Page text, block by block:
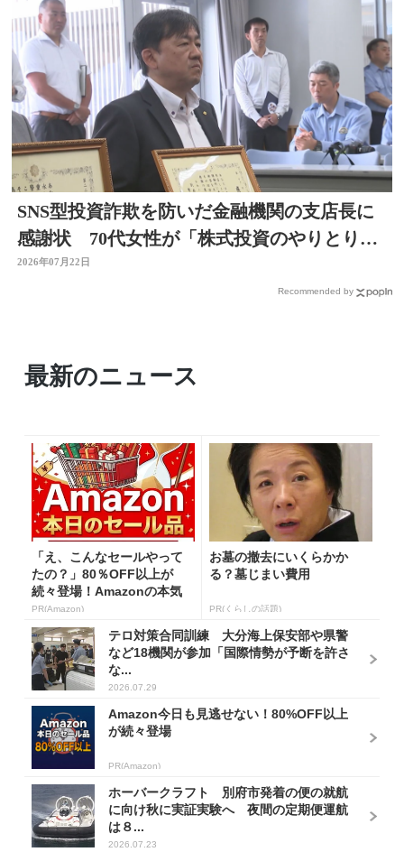
SNS型投資詐欺を防いだ金融機関の支店長に
感謝状 70代女性が「株式投資のやりとりを
している」大分
2026年07月22日
Recommended by
最新のニュース
「え、こんなセールやって
たの？」80％OFF以上が
続々登場！Amazonの本気
が...
PR(Amazon)
お墓の撤去にいくらかか
る？墓じまい費用
PR(くらしの話題)
テロ対策合同訓練 大分海上保安部や県警
など18機関が参加「国際情勢が予断を許さ
な...
2026.07.29
Amazon今日も見逃せない！80%OFF以上
が続々登場
PR(Amazon)
ホーバークラフト 別府市発着の便の就航
に向け秋に実証実験へ 夜間の定期便運航
は８...
2026.07.23